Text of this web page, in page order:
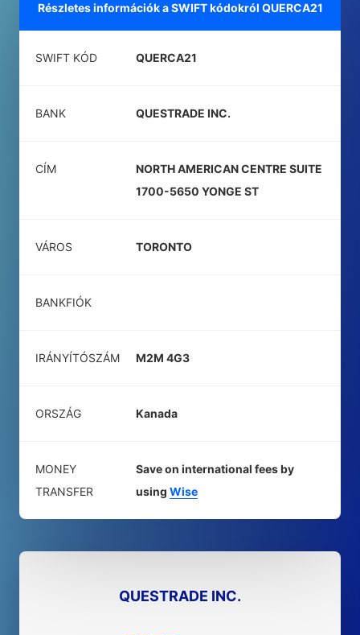
Részletes információk a SWIFT kódokról QUERCA21
SWIFT KÓD QUERCA21
BANK QUESTRADE INC.
CÍM
NORTH AMERICAN CENTRE SUITE
1700-5650 YONGE ST
VÁROS TORONTO
BANKFIÓK
IRÁNYÍTÓSZÁM M2M 4G3
ORSZÁG Kanada
MONEY
TRANSFER
Save on international fees by
using Wise
QUESTRADE INC.